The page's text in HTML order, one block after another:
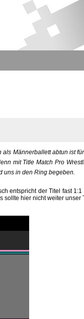
Männerballett abtun ist
mit Title Match Pro
uns in den Ring begeben.
entspricht der Titel fast 1:1
hier nicht weiter unser